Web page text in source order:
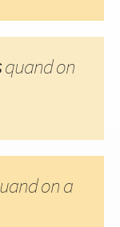
quand on
on a